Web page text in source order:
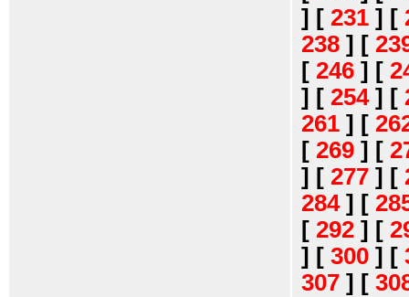
] [ 231 ] [
238 ] [
[ 246 ] [
] [ 254] [
261 ] [
[ 269 ] [
] [ 277 ] [
284] [
[ 292 ] [
] [ 300 ] [
307 ] [